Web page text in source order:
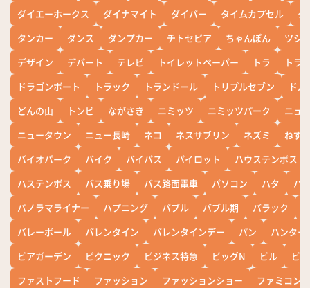
ダイエーホークス
ダイナマイト ダイバー タイムカプセル
タ
タンカー
ダンス ダンプカー チトセピア ちゃんぽん
ツシ
デザイン
デパート テレビ トイレットペーパー トラ
トラ
ドラゴンボート
トラック トランドール トリプルセブン
ド
どんの山
トンビ ながさき ニミッツ ニミッツパーク
ニュ
ニュータウン
ニュー長崎 ネコ ネスサブリン ネズミ
ねず
バイオパーク
バイク バイパス パイロット
ハウステンボス
ハステンボス
バス乗り場 バス路面電車 パソコン ハタ
ハ
パノラマライナー
ハプニング バブル バブル期 バラック
バレーボール
バレンタイン バレンタインデー パン
ハンター
ビアガーデン
ピクニック ビジネス特急 ビッグN ビル
ビワ
ファストフード
ファッション ファッションショー
ファミコン